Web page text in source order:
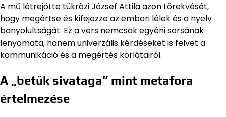
A mű létrejötte tükrözi József Attila azon törekvését,
hogy megértse és kifejezze az emberi lélek és a nyelv
bonyolultságát. Ez a vers nemcsak egyéni sorsának
lenyomata, hanem univerzális kérdéseket is felvet a
kommunikáció és a megértés korlátairól.
A „betűk sivataga” mint metafora
értelmezése